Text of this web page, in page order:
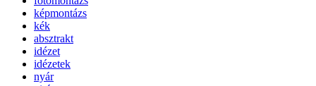
képmontázs
kék
absztrakt
idézet
idézetek
nyár